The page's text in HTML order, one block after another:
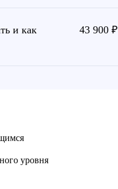
и как
43 900 ₽
уровня